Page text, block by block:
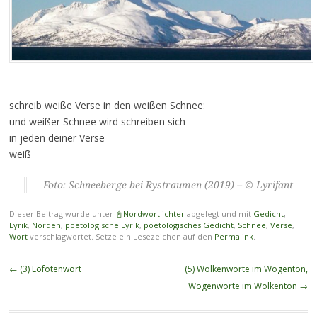
schreib weiße Verse in den weißen Schnee:
und weißer Schnee wird schreiben sich
in jeden deiner Verse
weiß
Foto: Schneeberge bei Rystraumen (2019) – © Lyrifant
Dieser Beitrag wurde unter 📓Nordwortlichterabgelegt und mit Gedicht,
Lyrik, Norden, poetologische Lyrik, poetologisches Gedicht, Schnee, Verse,
Wortverschlagwortet. Setze ein Lesezeichen auf den Permalink.
Beitragsnavigation
← (3) Lofotenwort
(5) Wolkenworte im Wogenton,
Wogenworte im Wolkenton →